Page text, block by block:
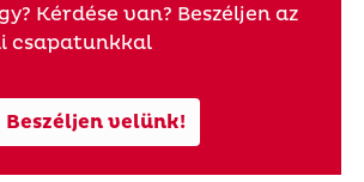
Kérdése van? Beszéljen az
csapatunkkal
Beszéljen velünk!